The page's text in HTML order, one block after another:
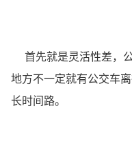
首先就是灵活性差，
地方不一定就有公交车
长时间路。